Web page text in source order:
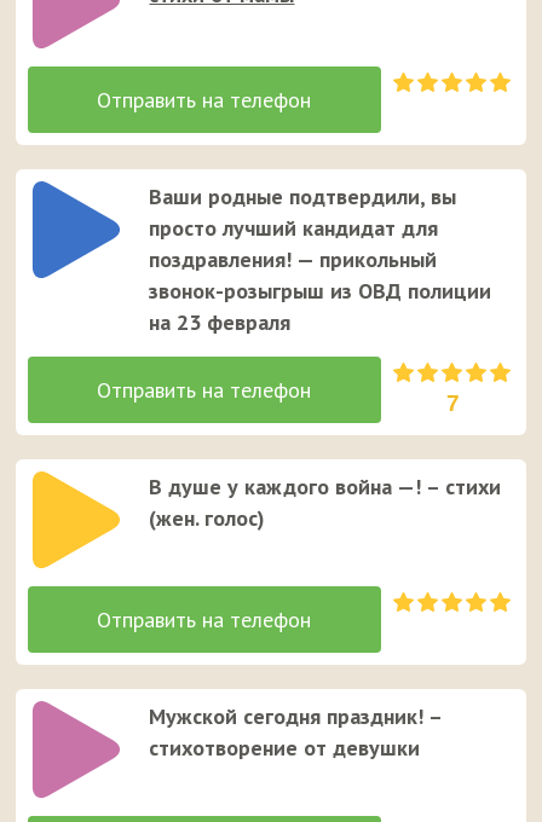
Ваши родные подтвердили, вы
просто лучший кандидат для
поздравления! — прикольный
звонок-розыгрыш из ОВД полиции
на 23 февраля
7
В душе у каждого война —! – стихи
(жен. голос)
Мужской сегодня праздник! –
стихотворение от девушки